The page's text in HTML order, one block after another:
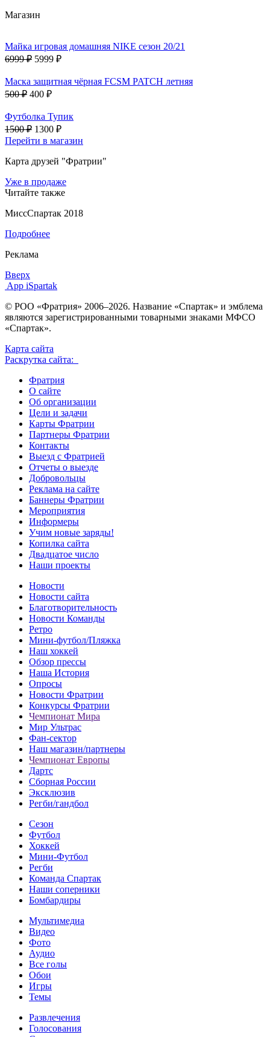
Магазин
Майка игровая домашняя NIKE сезон 20/21
6999 ₽ 5999 ₽
Маска защитная чёрная FCSM PATCH летняя
500 ₽ 400 ₽
Футболка Тупик
1500 ₽ 1300 ₽
Перейти в магазин
Карта друзей "Фратрии"
Уже в продаже
Читайте также
МиссСпартак 2018
Подробнее
Реклама
Вверх
App iSpartak
© РОО «Фратрия» 2006–2026. Название «Спартак» и эмблема
являются зарегистрированными товарными знаками МФСО
«Спартак».
Карта сайта
Раскрутка сайта:
Фратрия
О сайте
Об организации
Цели и задачи
Карты Фратрии
Партнеры Фратрии
Контакты
Выезд с Фратрией
Отчеты о выезде
Добровольцы
Реклама на сайте
Баннеры Фратрии
Мероприятия
Информеры
Учим новые заряды!
Копилка сайта
Двадцатое число
Наши проекты
Новости
Новости сайта
Благотворительность
Новости Команды
Ретро
Мини-футбол/Пляжка
Наш хоккей
Обзор прессы
Наша История
Опросы
Новости Фратрии
Конкурсы Фратрии
Чемпионат Мира
Мир Ультрас
Фан-cектор
Наш магазин/партнеры
Чемпионат Европы
Дартс
Сборная России
Эксклюзив
Регби/гандбол
Сезон
Футбол
Хоккей
Мини-Футбол
Регби
Команда Спартак
Наши соперники
Бомбардиры
Мультимедиа
Видео
Фото
Аудио
Все голы
Обои
Игры
Темы
Развлечения
Голосования